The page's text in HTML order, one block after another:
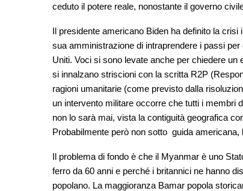
ceduto il potere reale, nonostante il governo
Il presidente americano Biden ha definito la
sua amministrazione di intraprendere i passi
Uniti. Voci si sono levate anche per chiedere
si innalzano striscioni con la scritta R2P
ragioni umanitarie (come previsto dalla
un intervento militare occorre che tutti i membri
non lo sarà mai, vista la contiguità geografica
Probabilmente però non sotto guida
Il problema di fondo è che il Myanmar è uno
ferro da 60 anni e perché i britannici ne hanno
popolano. La maggioranza Bamar popola